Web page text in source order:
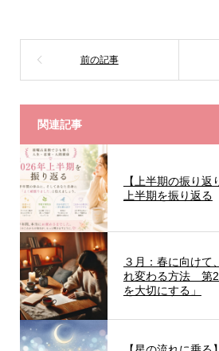
関連記事
【上半期の振り
上半期を振り返る
３月：春に向けて
れ変わる方法 第
を大切にする」